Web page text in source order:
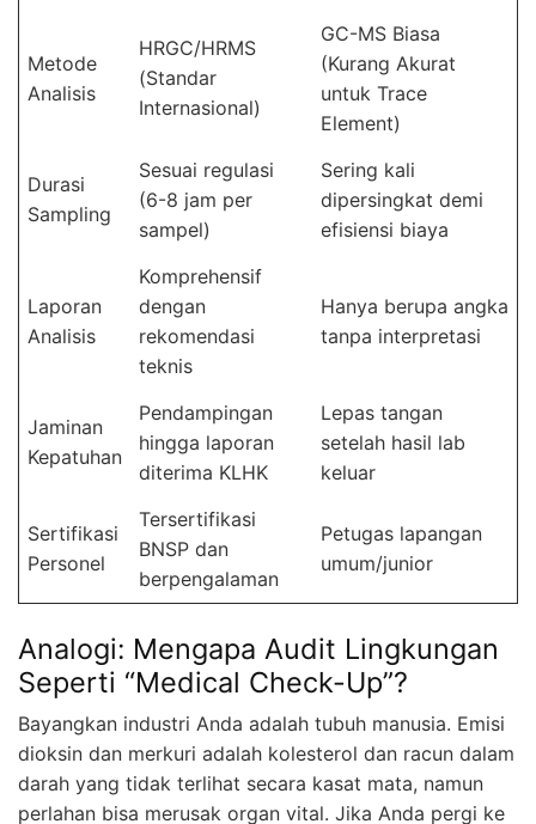
Metode
Analisis
HRGC/HRMS
(Standar
Internasional)
GC-MS Biasa
(Kurang Akurat
untuk Trace
Element)
Durasi
Sampling
Sesuai regulasi
(6-8 jam per
sampel)
Sering kali
dipersingkat demi
efisiensi biaya
Laporan
Analisis
Komprehensif
dengan
rekomendasi
teknis
Hanya berupa angka
tanpa interpretasi
Jaminan
Kepatuhan
Pendampingan
hingga laporan
diterima KLHK
Lepas tangan
setelah hasil lab
keluar
Sertifikasi
Personel
Tersertifikasi
BNSP dan
berpengalaman
Petugas lapangan
umum/junior
Analogi: Mengapa Audit Lingkungan
Seperti “Medical Check-Up”?
Bayangkan industri Anda adalah tubuh manusia. Emisi
dioksin dan merkuri adalah kolesterol dan racun dalam
darah yang tidak terlihat secara kasat mata, namun
perlahan bisa merusak organ vital. Jika Anda pergi ke